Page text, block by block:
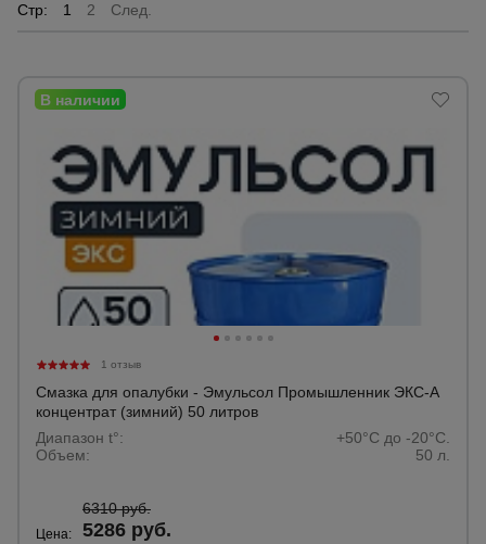
Стр: 1 2 След.
1 отзыв
Смазка для опалубки - Эмульсол Промышленник ЭКС-А
концентрат (зимний) 50 литров
Диапазон t°:
+50°C до -20°C.
Объем:
50 л.
Цена:
6310 руб.
5286 руб.
Строительные
подъемники
оборудование
Мусоропровод
Каталог